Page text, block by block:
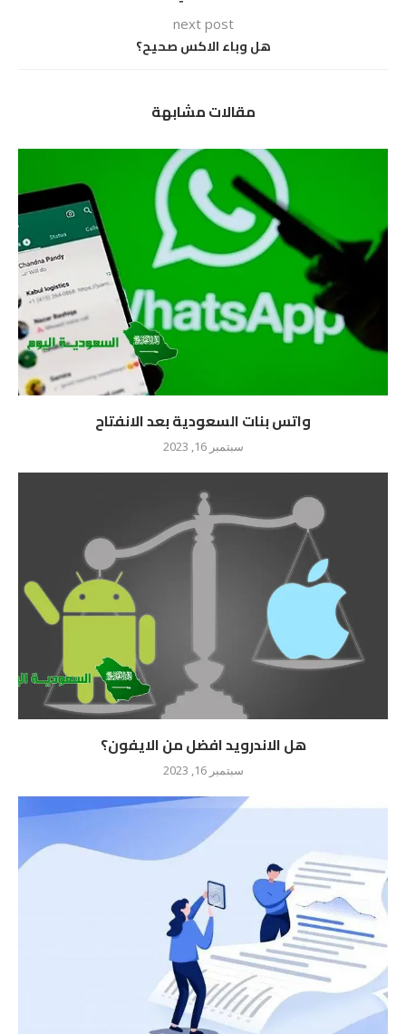
next post
هل وباء الاكس صحيح؟
مقالات مشابهة
واتس بنات السعودية بعد الانفتاح
سبتمبر 16, 2023
هل الاندرويد افضل من الايفون؟
سبتمبر 16, 2023